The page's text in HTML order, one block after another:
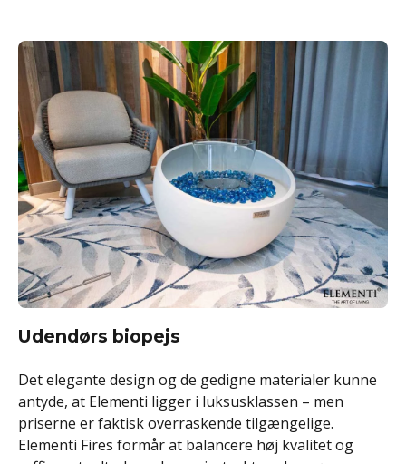
Udendørs biopejs
Det elegante design og de gedigne materialer kunne
antyde, at Elementi ligger i luksusklassen – men
priserne er faktisk overraskende tilgængelige.
Elementi Fires formår at balancere høj kvalitet og